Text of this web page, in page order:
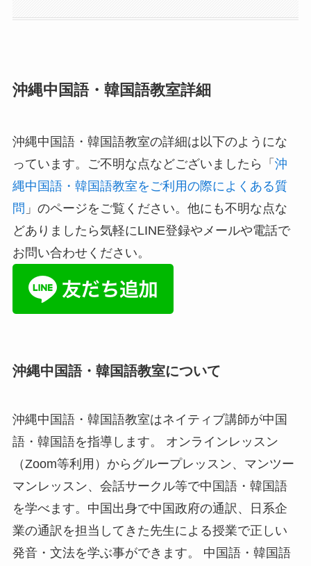
沖縄中国語・韓国語教室詳細
沖縄中国語・韓国語教室の詳細は以下のようにな
っています。ご不明な点などございましたら「 沖
縄中国語・韓国語教室をご利用の際によくある質
問 」のページをご覧ください。他にも不明な点な
どありましたら気軽にLINE登録やメールや電話で
お問い合わせください。
沖縄中国語・韓国語教室について
沖縄中国語・韓国語教室はネイティブ講師が中国
語・韓国語を指導します。 オンラインレッスン
（Zoom等利用）からグループレッスン、マンツー
マンレッスン、会話サークル等で中国語・韓国語
を学べます。中国出身で中国政府の通訳、日系企
業の通訳を担当してきた先生による授業で正しい
発音・文法を学ぶ事ができます。 中国語・韓国語